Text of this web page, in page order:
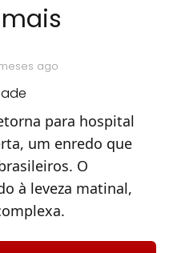
meses ago
para hospital
um enredo que
O
à leveza matinal,